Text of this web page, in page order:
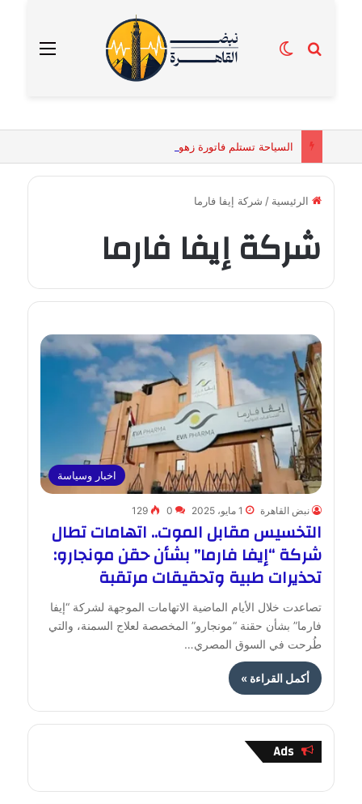
القائمة بحث عنالوضع المظلم
الرئيسية / شركة إيفا فارما
شركة إيفا فارما
اخبار وسياسة
نبض القاهرة 1 مايو، 2025 0
129
التخسيس مقابل الموت.. اتهامات تطال
شركة “إيفا فارما” بشأن حقن مونجارو:
تحذيرات طبية وتحقيقات مرتقبة
تصاعدت خلال الأيام الماضية الاتهامات الموجهة لشركة “إيفا
فارما” بشأن حقنة “مونجارو” المخصصة لعلاج السمنة، والتي
طُرحت في السوق المصري…
أكمل القراءة »
Ads